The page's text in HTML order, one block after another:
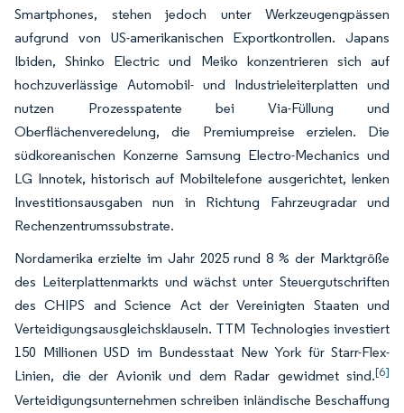
Smartphones, stehen jedoch unter Werkzeugengpässen
aufgrund von US-amerikanischen Exportkontrollen. Japans
Ibiden, Shinko Electric und Meiko konzentrieren sich auf
hochzuverlässige Automobil- und Industrieleiterplatten und
nutzen Prozesspatente bei Via-Füllung und
Oberflächenveredelung, die Premiumpreise erzielen. Die
südkoreanischen Konzerne Samsung Electro-Mechanics und
LG Innotek, historisch auf Mobiltelefone ausgerichtet, lenken
Investitionsausgaben nun in Richtung Fahrzeugradar und
Rechenzentrumssubstrate.
Nordamerika erzielte im Jahr 2025 rund 8 % der Marktgröße
des Leiterplattenmarkts und wächst unter Steuergutschriften
des CHIPS and Science Act der Vereinigten Staaten und
Verteidigungsausgleichsklauseln. TTM Technologies investiert
150 Millionen USD im Bundesstaat New York für Starr-Flex-
Linien, die der Avionik und dem Radar gewidmet sind.[6]
Verteidigungsunternehmen schreiben inländische Beschaffung